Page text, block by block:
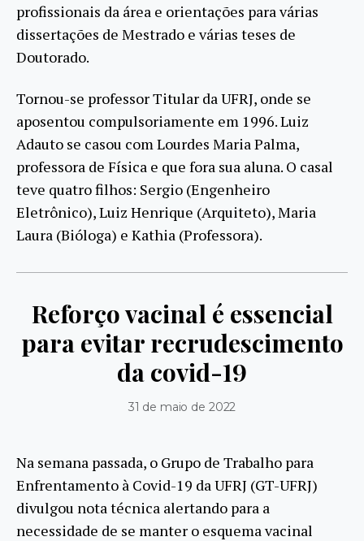
profissionais da área e orientações para várias
dissertações de Mestrado e várias teses de
Doutorado.
Tornou-se professor Titular da UFRJ, onde se
aposentou compulsoriamente em 1996. Luiz
Adauto se casou com Lourdes Maria Palma,
professora de Física e que fora sua aluna. O casal
teve quatro filhos: Sergio (Engenheiro
Eletrônico), Luiz Henrique (Arquiteto), Maria
Laura (Bióloga) e Kathia (Professora).
Reforço vacinal é essencial
para evitar recrudescimento
da covid-19
31 de maio de 2022
Na semana passada, o Grupo de Trabalho para
Enfrentamento à Covid-19 da UFRJ (GT-UFRJ)
divulgou nota técnica alertando para a
necessidade de se manter o esquema vacinal